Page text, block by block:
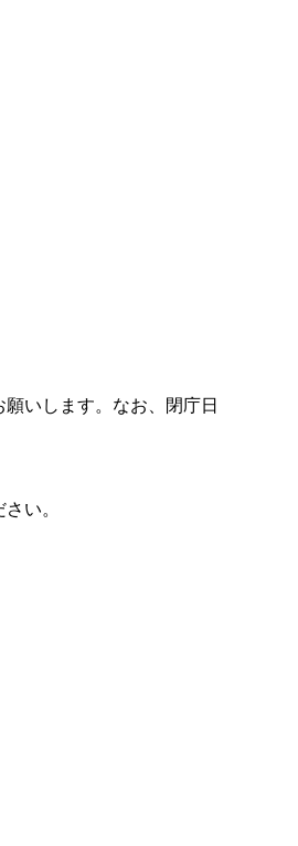
いします。なお、閉庁日
い。